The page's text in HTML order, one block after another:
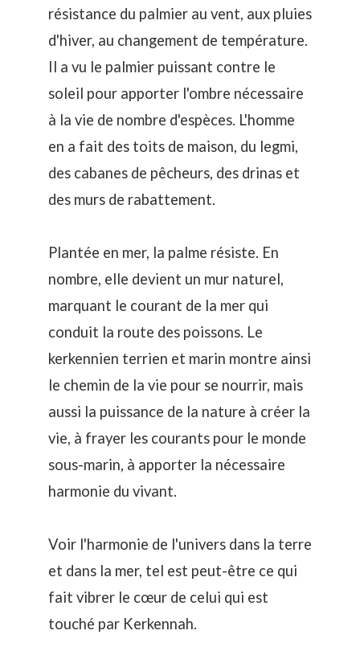
résistance du palmier au vent, aux pluies
d'hiver, au changement de température.
Il a vu le palmier puissant contre le
soleil pour apporter l'ombre nécessaire
à la vie de nombre d'espèces. L'homme
en a fait des toits de maison, du legmi,
des cabanes de pêcheurs, des drinas et
des murs de rabattement.
Plantée en mer, la palme résiste. En
nombre, elle devient un mur naturel,
marquant le courant de la mer qui
conduit la route des poissons. Le
kerkennien terrien et marin montre ainsi
le chemin de la vie pour se nourrir, mais
aussi la puissance de la nature à créer la
vie, à frayer les courants pour le monde
sous-marin, à apporter la nécessaire
harmonie du vivant.
Voir l'harmonie de l'univers dans la terre
et dans la mer, tel est peut-être ce qui
fait vibrer le cœur de celui qui est
touché par Kerkennah.